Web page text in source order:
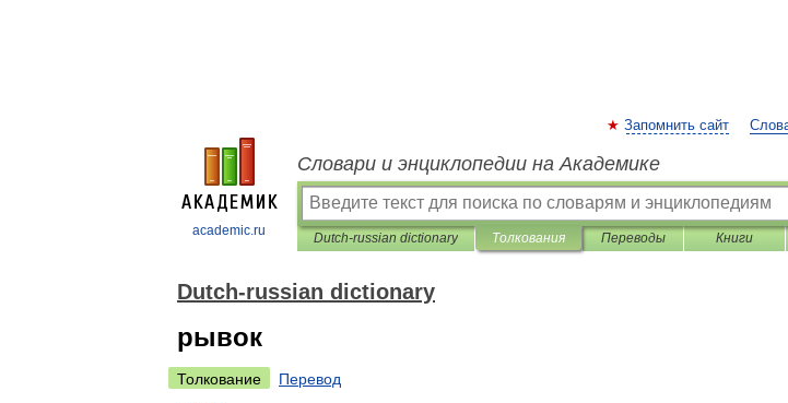
academic.ru
Запомнить сайт
Словари и энциклопедии на Академике
Dutch-russian dictionary Толкования Переводы Книги
Dutch-russian dictionary
рывок
Толкование
Перевод